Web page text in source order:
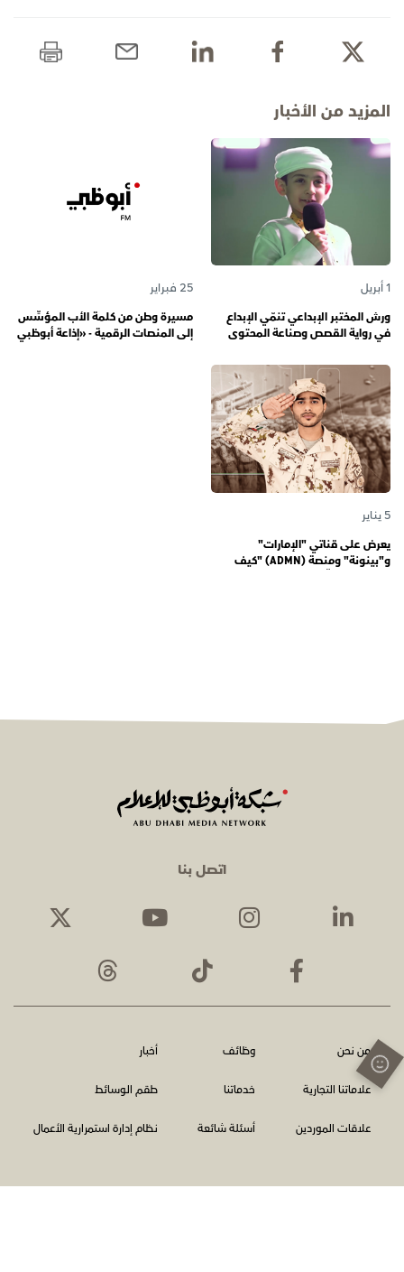
المزيد من الأخبار
1 أبريل
ورش المختبر الإبداعي تنمّي الإبداع
في رواية القصص وصناعة المحتوى
الصغار
25 فبراير
مسيرة وطن من كلمة الأب المؤسِّس
إلى المنصات الرقمية - «إذاعة أبوظبي
5 يناير
يعرض على قناتي "الإمارات"
و"بينونة" ومنصة (ADMN) "كيف
اتصل بنا
من نحن وظائف أخبار
علاماتنا التجارية خدماتنا طقم الوسائط
علاقات الموردين أسئلة شائعة نظام إدارة استمرارية الأعمال